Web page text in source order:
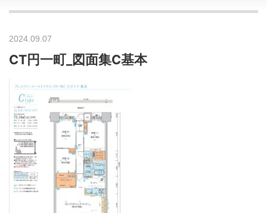
2024.09.07
CT円一町_図面集C基本